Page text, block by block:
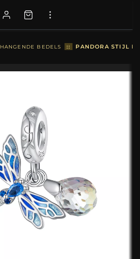
HANGENDE BEDELS :: PANDORA STIJL